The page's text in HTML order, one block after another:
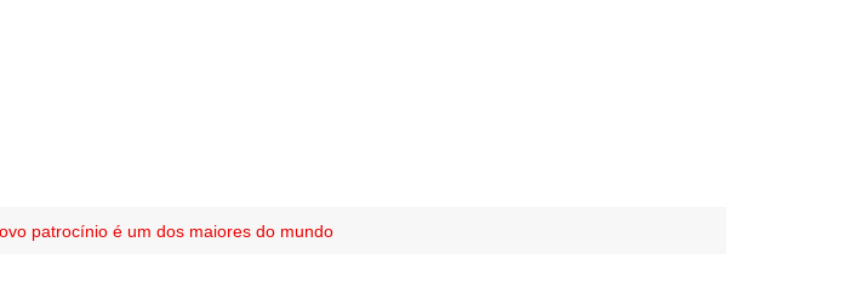
patrocínio é um dos maiores do mundo